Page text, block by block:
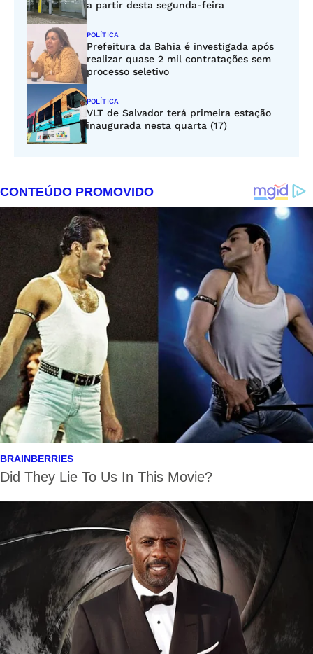
a partir desta segunda-feira
POLÍTICA
Prefeitura da Bahia é investigada após
realizar quase 2 mil contratações sem
processo seletivo
POLÍTICA
VLT de Salvador terá primeira estação
inaugurada nesta quarta (17)